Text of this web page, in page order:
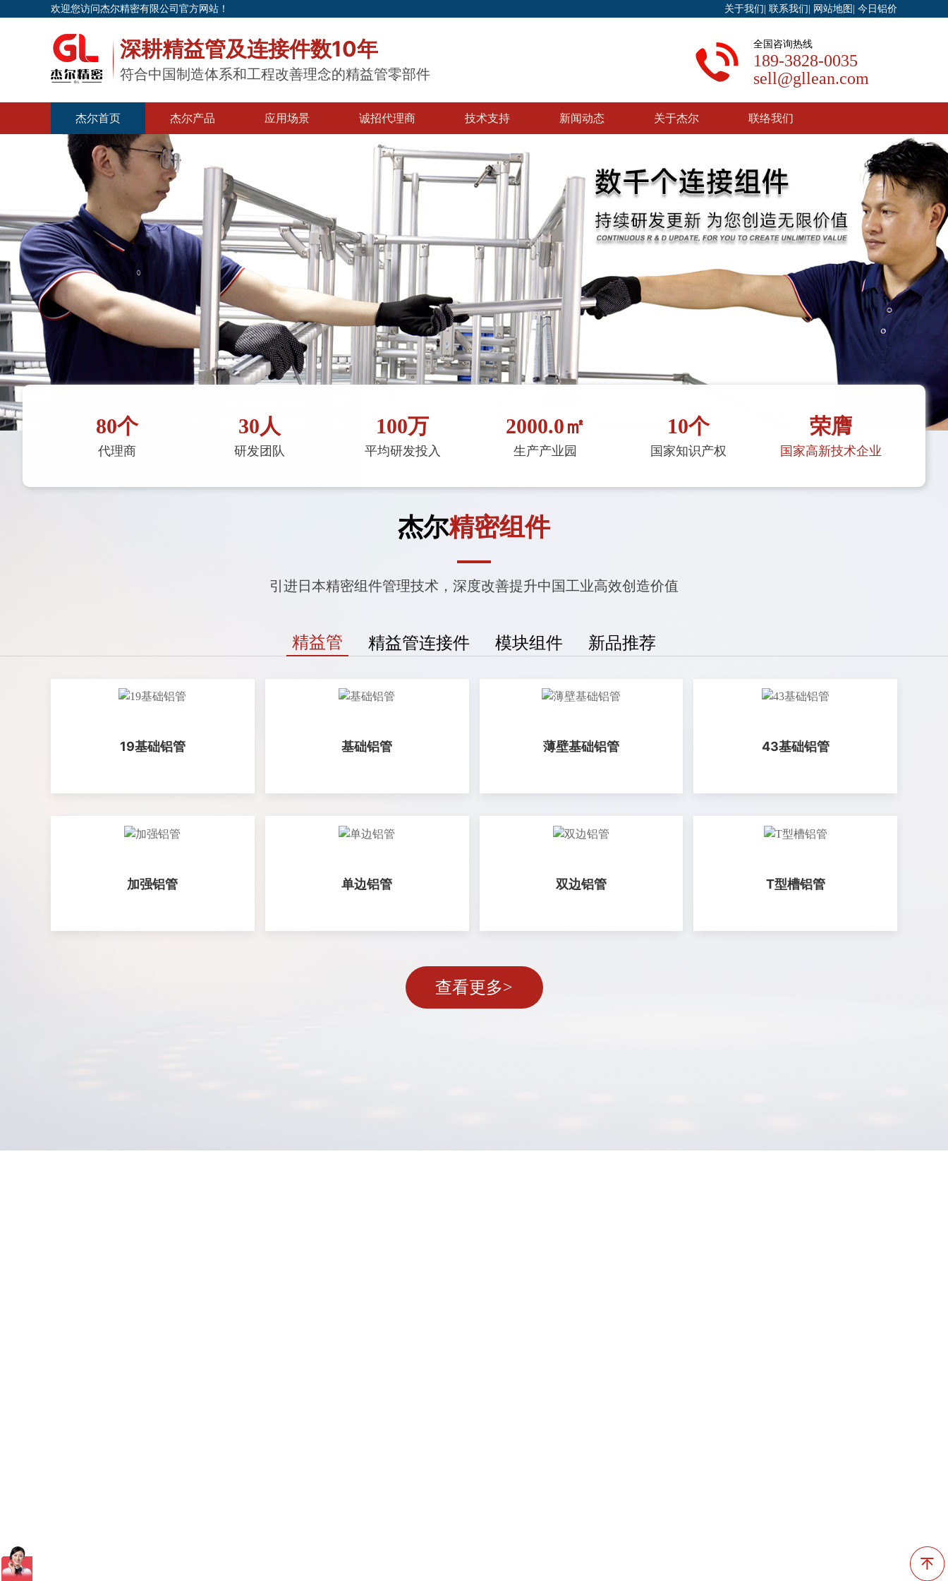
欢迎您访问杰尔精密有限公司官方网站！ 关于我们 联系我们 网站地图 今日铝价
深耕精益管及连接件数10年
符合中国制造体系和工程改善理念的精益管零部件
全国咨询热线
189-3828-0035
sell@gllean.com
杰尔首页 杰尔产品 应用场景 诚招代理商 技术支持 新闻动态 关于杰尔 联络我们
80个
代理商
30人
研发团队
100万
平均研发投入
2000.0㎡
生产产业园
10个
国家知识产权
荣膺
国家高新技术企业
杰尔精密组件
引进日本精密组件管理技术，深度改善提升中国工业高效创造价值
精益管 精益管连接件 模块组件 新品推荐
19基础铝管 基础铝管 薄壁基础铝管 43基础铝管
加强铝管 单边铝管 双边铝管 T型槽铝管
查看更多>